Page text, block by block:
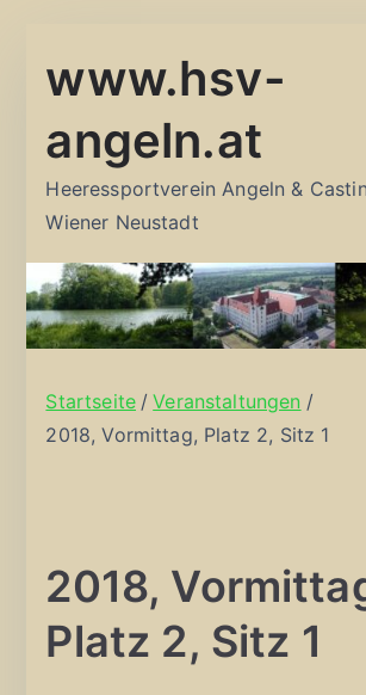
Inhalt
www.hsv-
angeln.at
Heeressportverein Angeln &
Wiener Neustadt
Startseite
Veranstaltungen
2018, Vormittag, Platz 2, Sitz 1
2018,
Platz 2, Sitz 1